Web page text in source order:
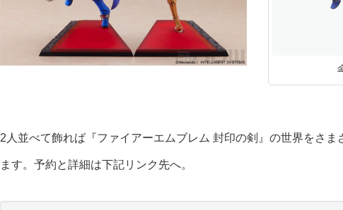
2人並べて飾れば『ファイアーエムブレム 封印の剣』の世界をさま
ます。予約と詳細は下記リンク先へ。